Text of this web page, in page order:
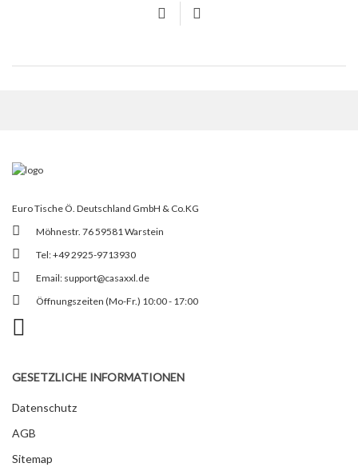
Euro Tische Ö. Deutschland GmbH & Co.KG
Möhnestr. 76 59581 Warstein
Tel: +49 2925-9713930
Email: support@casaxxl.de
Öffnungszeiten (Mo-Fr.) 10:00 - 17:00
GESETZLICHE INFORMATIONEN
Datenschutz
AGB
Sitemap